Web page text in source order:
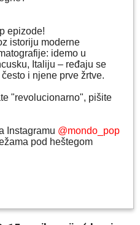
epizode!
istoriju moderne
idemo u
Italiju – ređaju se
i njene prve žrtve.
"revolucionarno", pišite
Instagramu @mondo_pop
pod heštegom